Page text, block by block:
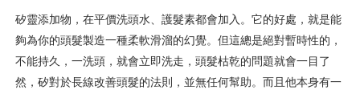
矽靈添加物，在平價洗頭水、護髮素都會加入。它的好處，就是能
夠為你的頭髮製造一種柔軟滑溜的幻覺。但這總是絕對暫時性的，
不能持久，一洗頭，就會立即洗走，頭髮枯乾的問題就會一目了
然，矽對於長線改善頭髮的法則，並無任何幫助。而且他本身有一